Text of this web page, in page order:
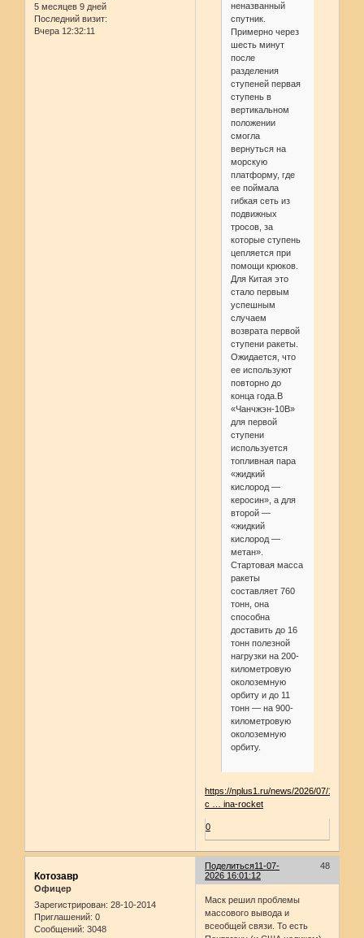
5 месяцев 9 дней
Последний визит:
Вчера 12:32:11
неназванный
спутник.
Примерно через
шесть минут
после
разделения
ступеней первая
ступень в
вертикальном
положении
смогла
вернуться на
морскую
платформу, где
ее поймала
гибкая сеть из
подвижных
тросов, за
которые ступень
цепляется при
помощи крюков.
Для Китая это
стало первым
успешным
случаем
возврата первой
ступени ракеты.
Ожидается, что
ее используют
повторно до
конца года.В
«Чанчжэн-10B»
для первой
ступени
используется
топливная пара
«жидкий
кислород —
керосин», а для
второй —
«жидкий
кислород —
метан».
Стартовая масса
ракеты
составляет 760
тонн, она
способна
доставить до 16
тонн полезной
нагрузки на 200-
километровую
околоземную
орбиту и до 11
тонн — на 900-
километровую
околоземную
орбиту.
https://nplus1.ru/news/2026/07/10/net-
c … ina-rocket
0
Поделиться 48
11-07-
2026 16:01:12
Котозавр
Офицер
Зарегистрирован: 28-10-2014
Приглашений: 0
Сообщений: 3048
Маск решил проблемы
массового вывода и
всеобщей связи. То есть